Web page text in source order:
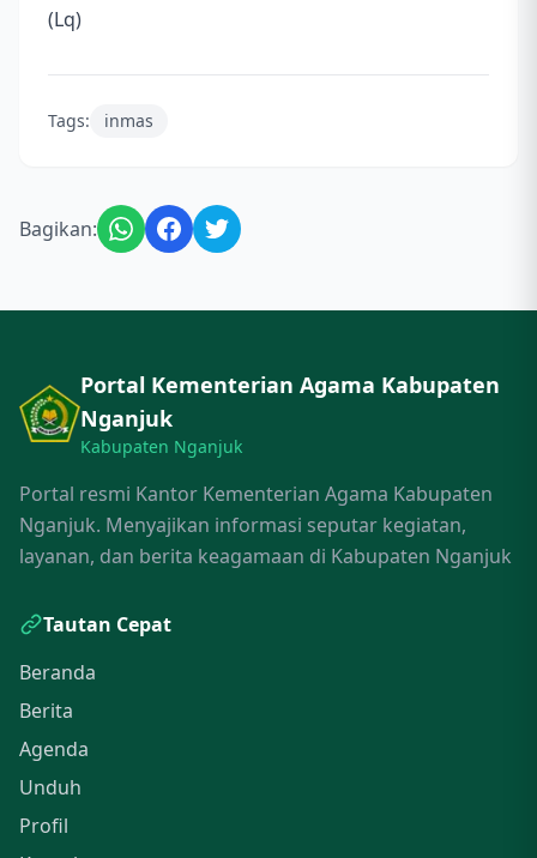
(Lq)
Tags: inmas
Bagikan:
Portal Kementerian Agama Kabupaten
Nganjuk
Kabupaten Nganjuk
Portal resmi Kantor Kementerian Agama Kabupaten
Nganjuk. Menyajikan informasi seputar kegiatan,
layanan, dan berita keagamaan di Kabupaten Nganjuk
Tautan Cepat
Beranda
Berita
Agenda
Unduh
Profil